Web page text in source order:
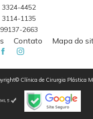
3324-4452
3114-1135
2663
Contato Mapa do
Clínica de Cirurgia